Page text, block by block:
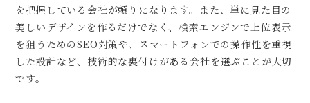
を把握している会社が頼りになります。また、単に見た目の
美しいデザインを作るだけでなく、検索エンジンで上位表示
を狙うためのSEO対策や、スマートフォンでの操作性を重視
した設計など、技術的な裏付けがある会社を選ぶことが大切
です。